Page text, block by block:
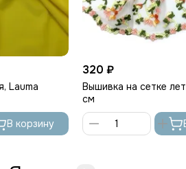
Lauma
В корзину
320 ₽
Вышивка на сетке
см